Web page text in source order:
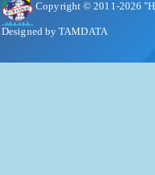
Copyright © 2011-2026
Designed by TAMDATA